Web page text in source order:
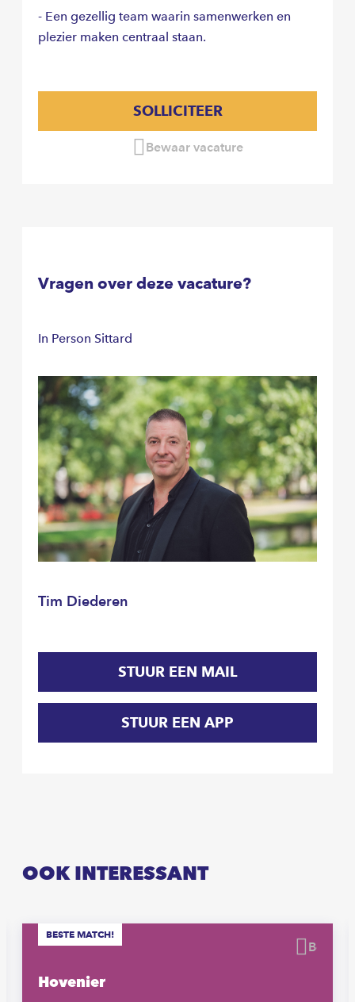
- Een gezellig team waarin samenwerken en
plezier maken centraal staan.
SOLLICITEER
Bewaar vacature
Vragen over deze vacature?
In Person Sittard
Tim Diederen
STUUR EEN MAIL
STUUR EEN APP
OOK INTERESSANT
Hovenier
BESTE MATCH!